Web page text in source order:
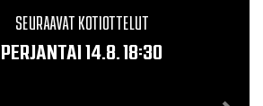
SEURAAVAT KOTIOTTELUT
PERJANTAI 14.8. 18:30